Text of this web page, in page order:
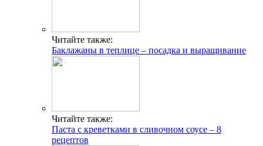
Читайте также:
Баклажаны в теплице – посадка и выращивание
Читайте также:
Паста с креветками в сливочном соусе – 8
рецептов